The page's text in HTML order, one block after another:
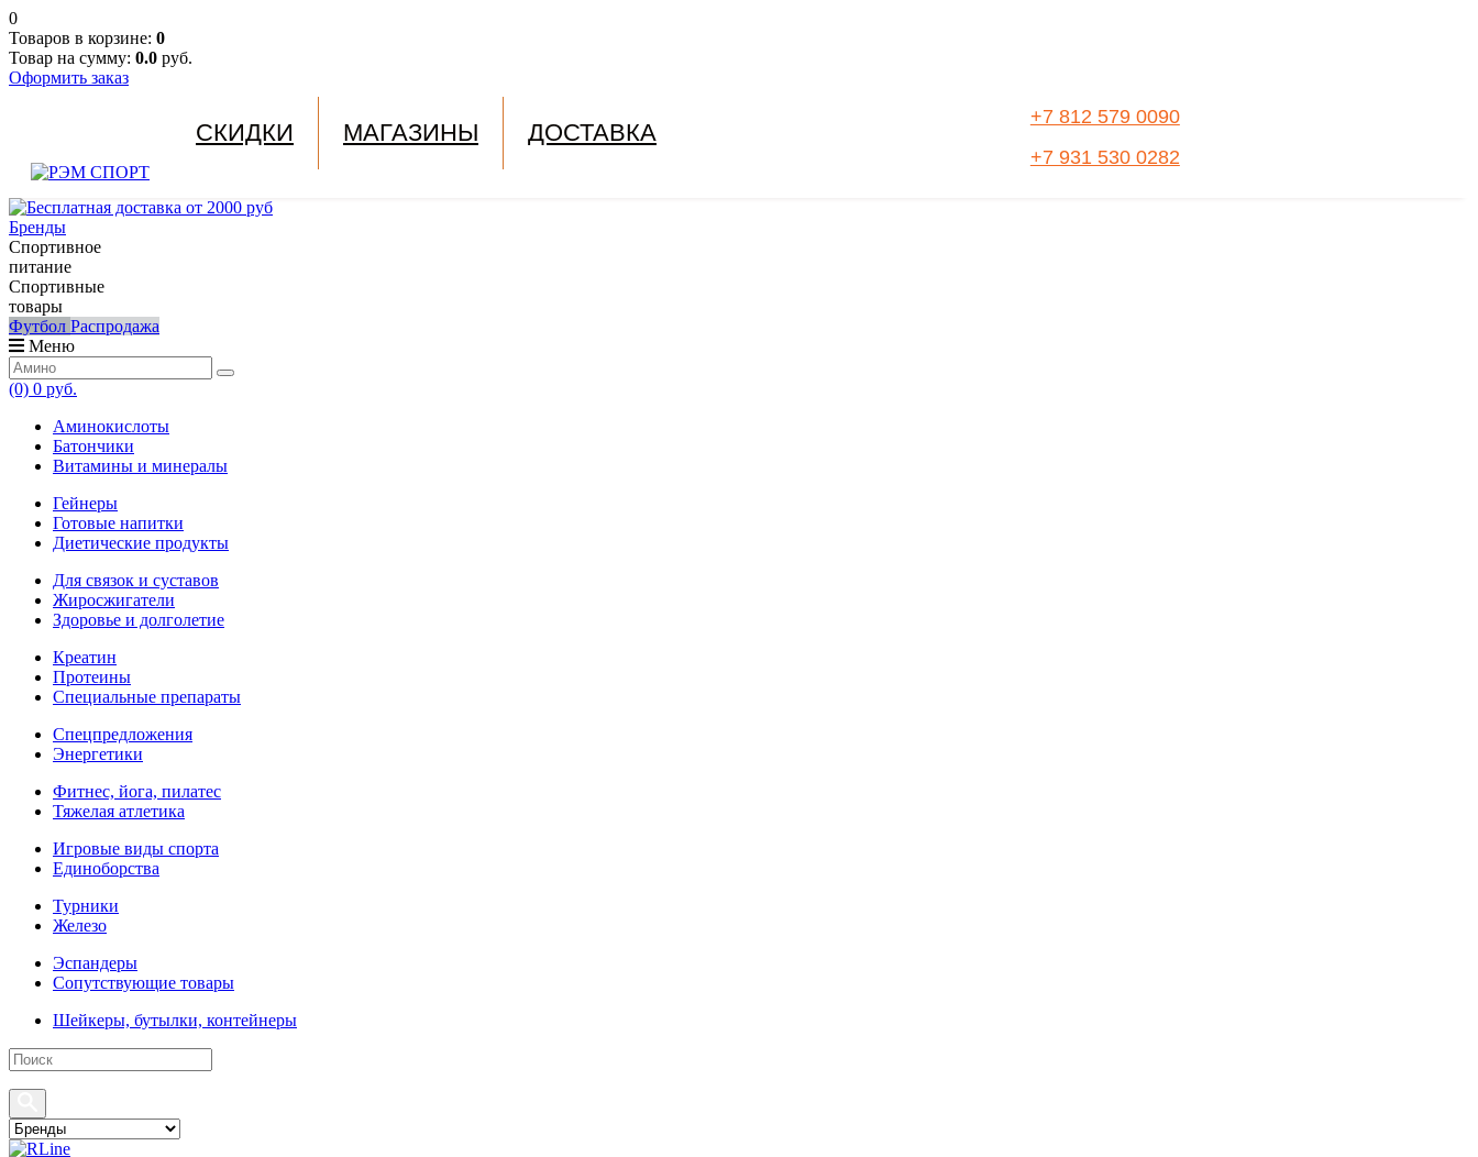
0
Товаров в корзине: 0
Товар на сумму: 0.0 руб.
Оформить заказ
СКИДКИ МАГАЗИНЫ ДОСТАВКА
+7 812 579 0090
+7 931 530 0282
Бренды
Спортивное
питание
Спортивные
товары
Футбол Распродажа
Меню
(0) 0 руб.
Аминокислоты
Батончики
Витамины и минералы
Гейнеры
Готовые напитки
Диетические продукты
Для связок и суставов
Жиросжигатели
Здоровье и долголетие
Креатин
Протеины
Специальные препараты
Спецпредложения
Энергетики
Фитнес, йога, пилатес
Тяжелая атлетика
Игровые виды спорта
Единоборства
Турники
Железо
Эспандеры
Сопутствующие товары
Шейкеры, бутылки, контейнеры